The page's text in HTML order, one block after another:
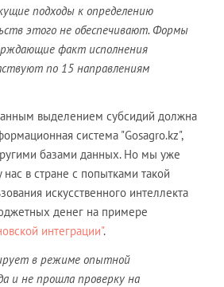
подходы к определению
этого не обеспечивают. Формы
факт исполнения
по 15 направлениям
выделением субсидий должна
система "Gosagro.kz",
базами данных. Но мы уже
нас в стране с попытками такой
искусственного интеллекта
денег на примере
интеграции".
в режиме опытной
и не прошла проверку на